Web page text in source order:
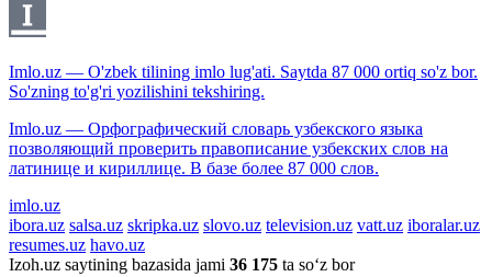
Imlo.uz — O'zbek tilining imlo lug'ati. Saytda 87 000 ortiq so'z bor.
So'zning to'g'ri yozilishini tekshiring.
Imlo.uz — Орфографический словарь узбекского языка
позволяющий проверить правописание узбекских слов на
латинице и кириллице. В базе более 87 000 слов.
imlo.uz
ibora.uz salsa.uz skripka.uz slovo.uz television.uz vatt.uz iboralar.uz
resumes.uz havo.uz
Izoh.uz saytining bazasida jami 36 175 ta so‘z bor